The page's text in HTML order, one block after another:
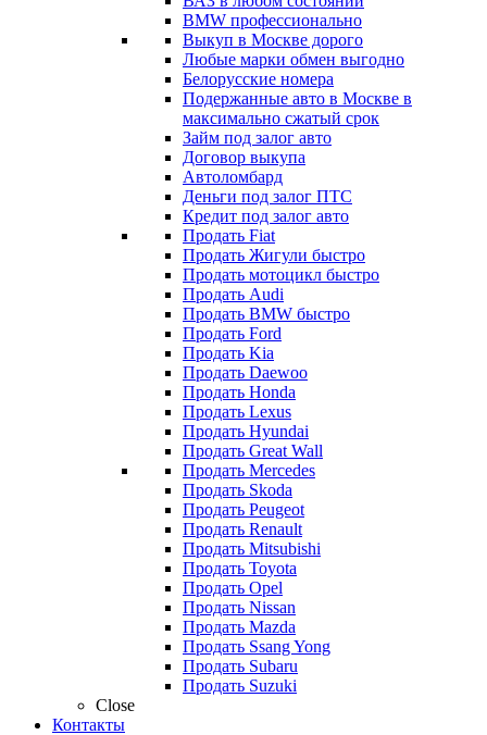
BMW профессионально
Выкуп в Москве дорого
Любые марки обмен выгодно
Белорусские номера
Подержанные авто в Москве в
максимально сжатый срок
Займ под залог авто
Договор выкупа
Автоломбард
Деньги под залог ПТС
Кредит под залог авто
Продать Fiat
Продать Жигули быстро
Продать мотоцикл быстро
Продать Audi
Продать BMW быстро
Продать Ford
Продать Kia
Продать Daewoo
Продать Honda
Продать Lexus
Продать Hyundai
Продать Great Wall
Продать Mercedes
Продать Skoda
Продать Peugeot
Продать Renault
Продать Mitsubishi
Продать Toyota
Продать Opel
Продать Nissan
Продать Mazda
Продать Ssang Yong
Продать Subaru
Продать Suzuki
Close
Контакты